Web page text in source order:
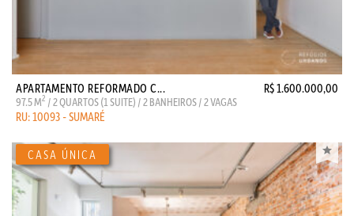
APARTAMENTO REFORMADO C... R$ 1.600.000,00
97.5 M2 / 2 QUARTOS (1 SUITE) / 2 BANHEIROS / 2 VAGAS
RU: 10093 - SUMARÉ